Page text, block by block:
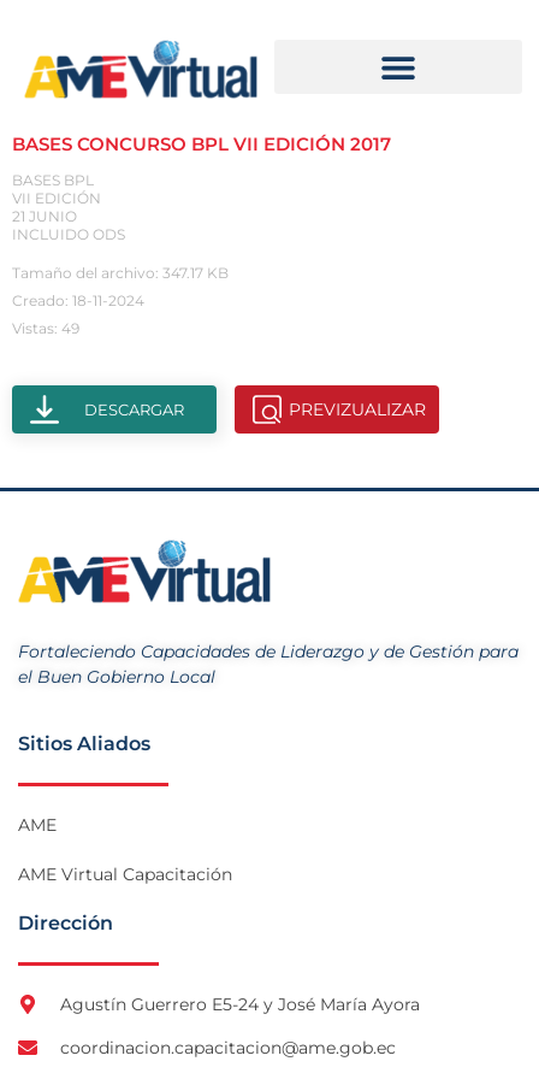
BASES CONCURSO BPL VII EDICIÓN 2017
BASES BPL
VII EDICIÓN
21 JUNIO
INCLUIDO ODS
Tamaño del archivo: 347.17 KB
Creado: 18-11-2024
Vistas: 49
DESCARGAR PREVIZUALIZAR
Fortaleciendo Capacidades de Liderazgo y de Gestión para
el Buen Gobierno Local
Sitios Aliados
AME
AME Virtual Capacitación
Dirección
Agustín Guerrero E5-24 y José María Ayora
coordinacion.capacitacion@ame.gob.ec